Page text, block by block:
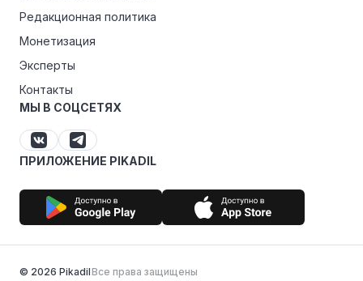
Редакционная политика
Монетизация
Эксперты
Контакты
МЫ В СОЦСЕТЯХ
ПРИЛОЖЕНИЕ PIKADIL
© 2026 PikadilВсе права защищены